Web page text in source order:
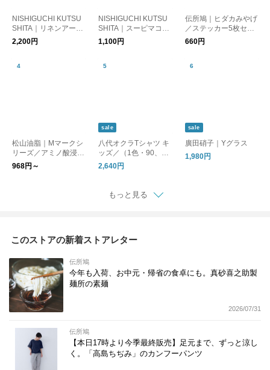
NISHIGUCHI KUTSU
SHITA｜リネンアーム
カバー NK0112【ゆう
パケット対応】
2,200円
NISHIGUCHI KUTSU
SHITA｜スーピマコッ
トンソックス ME0105
／memeri【ゆうパケ
1,100円
伝所鳩｜ヒダカみやげ
／ステッカー5枚セッ
ト／勝手に日高町のお
みやげシリーズ【ゆう
660円
松山油脂｜Mマークシ
リーズ／アミノ酸浸透
水
968円～
sale
八代オクラTシャツ キ
ッズ／（1色・90、11
0）／勝手に日高町の
おみやげシリーズ【ゆ
2,640円
sale
廣田硝子｜Yグラス
1,980円
もっと見る
このストアの新着ストアレター
伝所鳩
今年も入荷、お中元・帰省の食卓にも。真砂喜之助製
麺所の素麺
2026/07/31
伝所鳩
【本日17時より今季最終販売】足元まで、ずっと涼し
く。「高島ちぢみ」のカンフーパンツ